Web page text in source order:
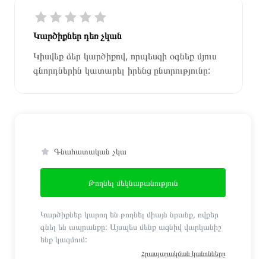
Կարծիքներ դեռ չկան
Կիսվեք ձեր կարծիքով, որպեսզի օգնեք մյուս
գնորդներին կատարել իրենց ընտրությունը:
Գնահատական չկա
Թողնել մեկնաբանություն
Կարծիքներ կարող են թողնել միայն նրանք, ովքեր
գնել են ապրանքը: Այսպես մենք ազնիվ վարկանիշ
ենք կազմում:
Հրապարակման կանոնները